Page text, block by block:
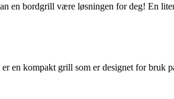
bordgrill være løsningen for deg! En
kompakt grill som er designet for bruk